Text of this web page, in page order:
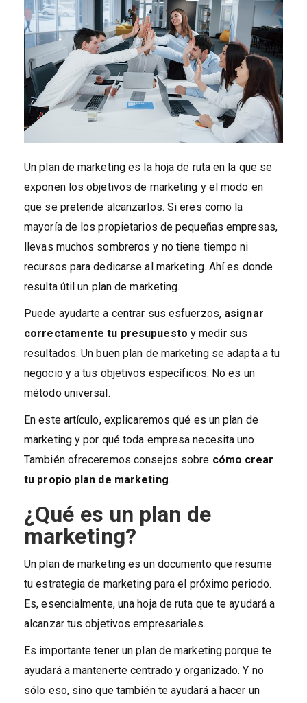
Un plan de marketing es la hoja de ruta en la que se
exponen los objetivos de marketing y el modo en
que se pretende alcanzarlos. Si eres como la
mayoría de los propietarios de pequeñas empresas,
llevas muchos sombreros y no tiene tiempo ni
recursos para dedicarse al marketing. Ahí es donde
resulta útil un plan de marketing.
Puede ayudarte a centrar sus esfuerzos, asignar
correctamente tu presupuesto y medir sus
resultados. Un buen plan de marketing se adapta a tu
negocio y a tus objetivos específicos. No es un
método universal.
En este artículo, explicaremos qué es un plan de
marketing y por qué toda empresa necesita uno.
También ofreceremos consejos sobre cómo crear
tu propio plan de marketing.
¿Qué es un plan de
marketing?
Un plan de marketing es un documento que resume
tu estrategia de marketing para el próximo periodo.
Es, esencialmente, una hoja de ruta que te ayudará a
alcanzar tus objetivos empresariales.
Es importante tener un plan de marketing porque te
ayudará a mantenerte centrado y organizado. Y no
sólo eso, sino que también te ayudará a hacer un